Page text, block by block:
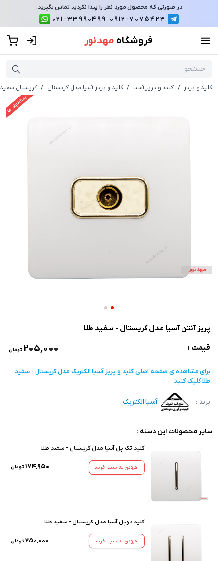
در صورتی که محصول مورد نظر را پیدا نکردید تماس بگیرید.
0912-7075423
021-33990499
فروشگاه مهد نور
کلید و پریز / کلید و پریز آسیا / کلید و پریز آسیا مدل کریستال / کریستال سفید
پیشنهاد ما
پریز آنتن آسیا مدل کریستال - سفید طلا
قیمت :
۲۰۵٬۰۰۰ تومان
برای مشاهده ی صفحه اصلیکلید و پریز آسیا الکتریک مدل کریستال - سفید
طلاکلیک کنید
برند : آسیا الکتریک
سایر محصولات این دسته :
کلید تک پل آسیا مدل کریستال - سفید طلا
افزودن به سبد خرید ۱۷۴٬۹۵۰ تومان
کلید دوپل آسیا مدل کریستال - سفید طلا
افزودن به سبد خرید ۲۵۰٬۰۰۰ تومان